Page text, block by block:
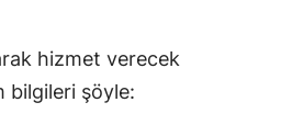
hizmet verecek
bilgileri şöyle: